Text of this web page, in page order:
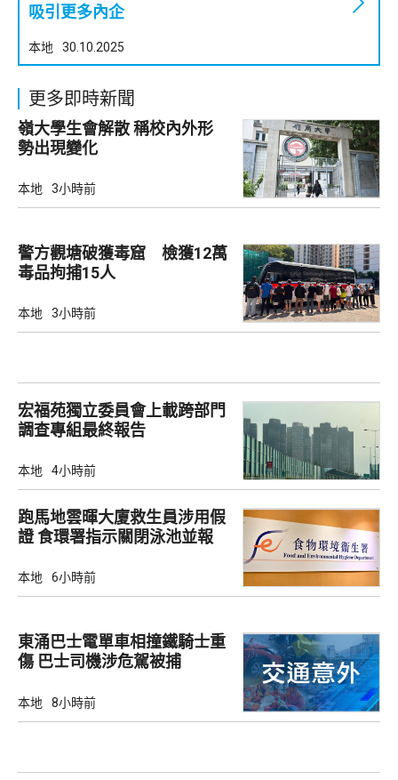
吸引更多內企
本地 30.10.2025
更多即時新聞
嶺大學生會解散 稱校內外形
勢出現變化
本地 3小時前
警方觀塘破獲毒窟 檢獲12萬
毒品拘捕15人
本地 3小時前
宏福苑獨立委員會上載跨部門
調查專組最終報告
本地 4小時前
跑馬地雲暉大廈救生員涉用假
證 食環署指示關閉泳池並報
本地 6小時前
東涌巴士電單車相撞鐵騎士重
傷 巴士司機涉危駕被捕
本地 8小時前